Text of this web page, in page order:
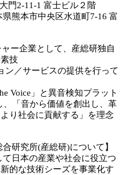
門2-11-1 富士ビル２階
市中央区水道町7-16 富
ー企業として、産総研独自
技
ン／サービスの提供を行って
Voice」と異音検知プラット
、「音から価値を創出し、革
り社会に貢献する」を理念
研究所(産総研)について】
日本の産業や社会に役立つ
的な技術シーズを事業化す